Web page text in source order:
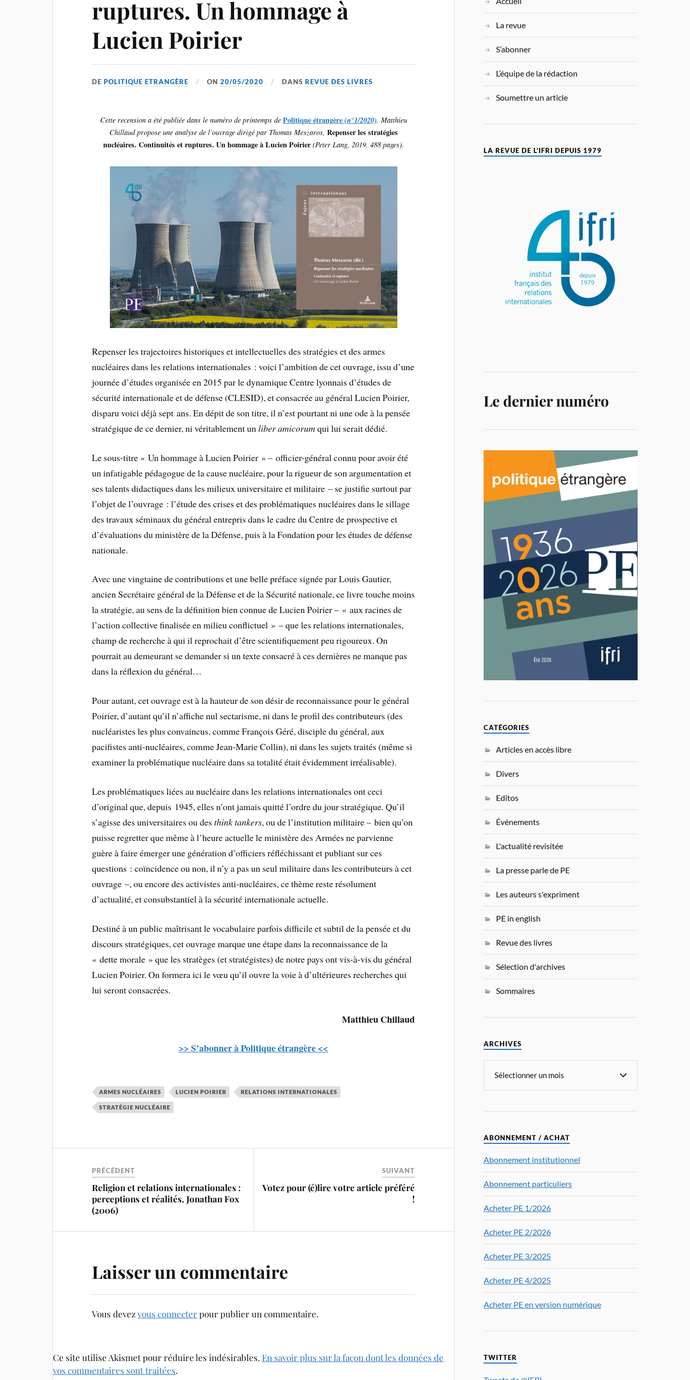
ruptures. Un hommage à
Lucien Poirier
DEPOLITIQUE ETRANGÈRE ON20/05/2020 DANSREVUE DES LIVRES
Cette recension a été publiée dans le numéro de printemps de Politique étrangère(n°1/2020). Matthieu
Chillaud propose une analyse de l’ouvrage dirigé par Thomas Meszaros, Repenser les stratégies
nucléaires. Continuités et ruptures. Un hommage à Lucien Poirier (Peter Lang, 2019, 488 pages).
Repenser les trajectoires historiques et intellectuelles des stratégies et des armes
nucléaires dans les relations internationales : voici l’ambition de cet ouvrage, issu d’une
journée d’études organisée en 2015 par le dynamique Centre lyonnais d’études de
sécurité internationale et de défense (CLESID), et consacrée au général Lucien Poirier,
disparu voici déjà sept ans. En dépit de son titre, il n’est pourtant ni une ode à la pensée
stratégique de ce dernier, ni véritablement unliber amicorumqui lui serait dédié.
Le sous-titre « Un hommage à Lucien Poirier » – officier-général connu pour avoir été
un infatigable pédagogue de la cause nucléaire, pour la rigueur de son argumentation et
ses talents didactiques dans les milieux universitaire et militaire – se justifie surtout par
l’objet de l’ouvrage : l’étude des crises et des problématiques nucléaires dans le sillage
des travaux séminaux du général entrepris dans le cadre du Centre de prospective et
d’évaluations du ministère de la Défense, puis à la Fondation pour les études de défense
nationale.
Avec une vingtaine de contributions et une belle préface signée par Louis Gautier,
ancien Secrétaire général de la Défense et de la Sécurité nationale, ce livre touche moins
la stratégie, au sens de la définition bien connue de Lucien Poirier – « aux racines de
l’action collective finalisée en milieu conflictuel » – que les relations internationales,
champ de recherche à qui il reprochait d’être scientifiquement peu rigoureux. On
pourrait au demeurant se demander si un texte consacré à ces dernières ne manque pas
dans la réflexion du général…
Pour autant, cet ouvrage est à la hauteur de son désir de reconnaissance pour le général
Poirier, d’autant qu’il n’affiche nul sectarisme, ni dans le profil des contributeurs (des
nucléaristes les plus convaincus, comme François Géré, disciple du général, aux
pacifistes anti-nucléaires, comme Jean-Marie Collin), ni dans les sujets traités (même si
examiner la problématique nucléaire dans sa totalité était évidemment irréalisable).
Les problématiques liées au nucléaire dans les relations internationales ont ceci
d’original que, depuis 1945, elles n’ont jamais quitté l’ordre du jour stratégique. Qu’il
s’agisse des universitaires ou desthink tankers, ou de l’institution militaire – bien qu’on
puisse regretter que même à l’heure actuelle le ministère des Armées ne parvienne
guère à faire émerger une génération d’officiers réfléchissant et publiant sur ces
questions : coïncidence ou non, il n’y a pas un seul militaire dans les contributeurs à cet
ouvrage –, ou encore des activistes anti-nucléaires, ce thème reste résolument
d’actualité, et consubstantiel à la sécurité internationale actuelle.
Destiné à un public maîtrisant le vocabulaire parfois difficile et subtil de la pensée et du
discours stratégiques, cet ouvrage marque une étape dans la reconnaissance de la
« dette morale » que les stratèges (et stratégistes) de notre pays ont vis-à-vis du général
Lucien Poirier. On formera ici le vœu qu’il ouvre la voie à d’ultérieures recherches qui
lui seront consacrées.
Matthieu Chillaud
>> S’abonner à Politique étrangère <<
ARMES NUCLÉAIRES LUCIEN POIRIER RELATIONS INTERNATIONALES
STRATÉGIE NUCLÉAIRE
PRÉCÉDENT
Religion et relations internationales :
perceptions et réalités, Jonathan Fox
(2006)
SUIVANT
Votez pour (é)lire votre article préféré
!
Laisser un commentaire
Vous devezvous connecterpour publier un commentaire.
Ce site utilise Akismet pour réduire les indésirables. En savoir plus sur la façon dont les données de
vos commentaires sont traitées.
La revue
S’abonner
L’équipe de la rédaction
Soumettre un article
LA REVUE DE L’IFRI DEPUIS 1979
Le dernier numéro
CATÉGORIES
Articles en accès libre
Divers
Editos
Événements
L'actualité revisitée
La presse parle de PE
Les auteurs s'expriment
PE in english
Revue des livres
Sélection d'archives
Sommaires
ARCHIVES
ABONNEMENT / ACHAT
Abonnement institutionnel
Abonnement particuliers
Acheter PE 1/2026
Acheter PE 2/2026
Acheter PE 3/2025
Acheter PE 4/2025
Acheter PE en version numérique
TWITTER